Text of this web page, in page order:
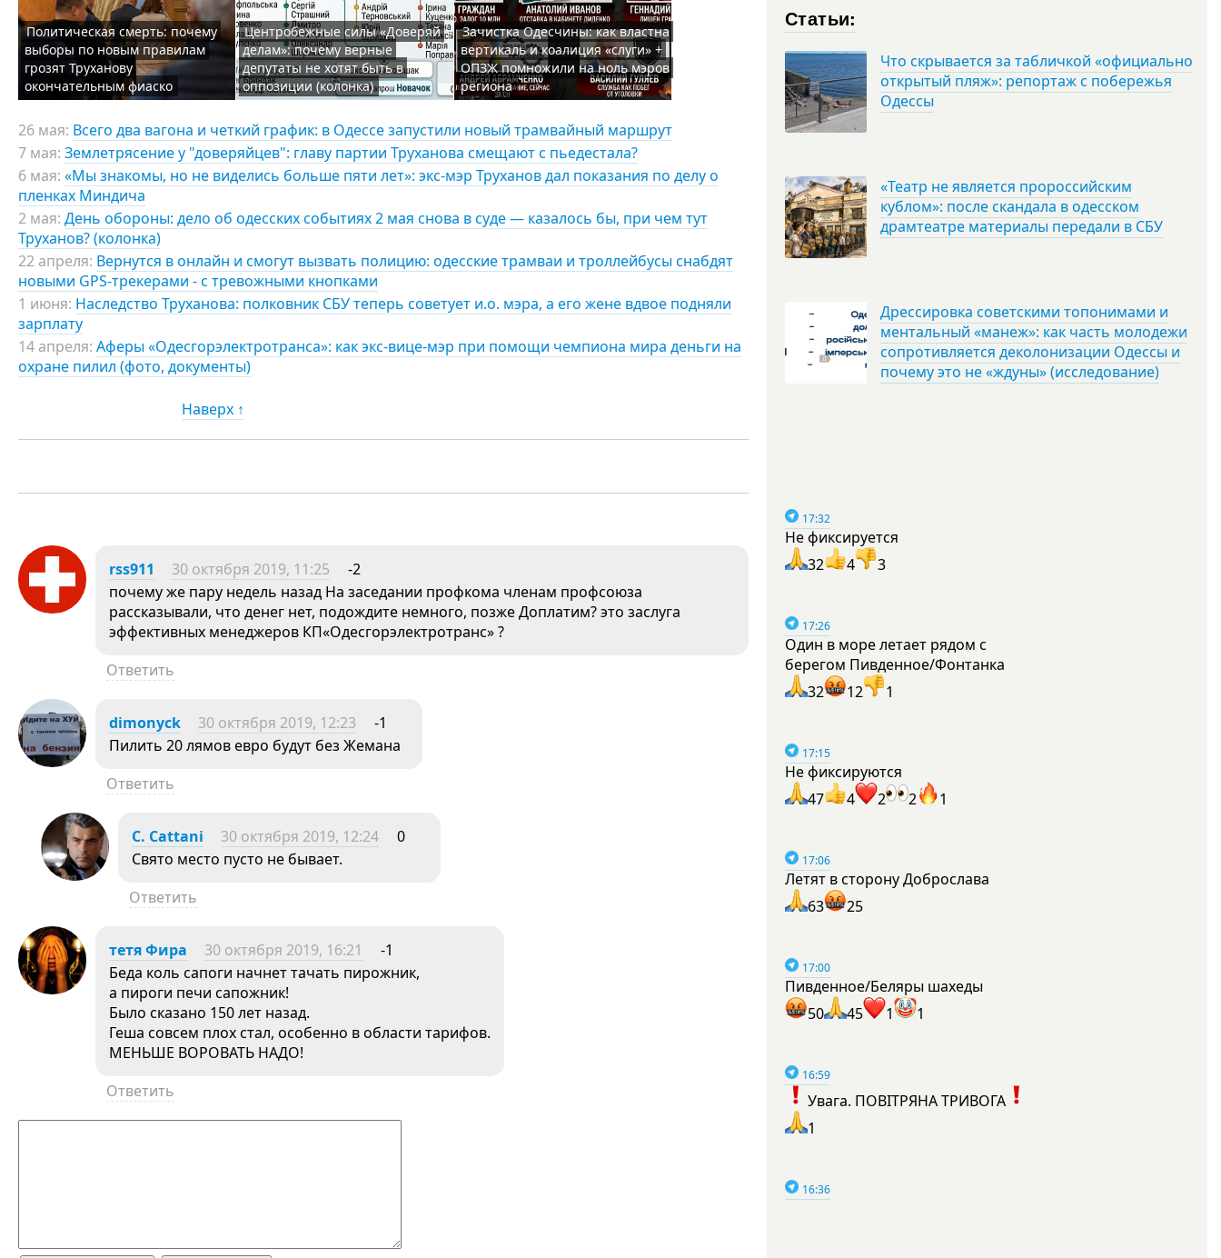
Политическая смерть: почему
выборы по новым правилам
грозят Труханову
окончательным фиаско
Центробежные силы «Доверяй
делам»: почему верные
депутаты не хотят быть в
оппозиции (колонка)
Зачистка Одесчины: как властна
вертикаль и коалиция «слуги» +
ОПЗЖ помножили на ноль мэров
региона
26 мая: Всего два вагона и четкий график: в Одессе запустили новый трамвайный маршрут
7 мая: Землетрясение у "доверяйцев": главу партии Труханова смещают с пьедестала?
6 мая: «Мы знакомы, но не виделись больше пяти лет»: экс-мэр Труханов дал показания по делу о
пленках Миндича
2 мая: День обороны: дело об одесских событиях 2 мая снова в суде — казалось бы, при чем тут
Труханов? (колонка)
22 апреля: Вернутся в онлайн и смогут вызвать полицию: одесские трамваи и троллейбусы снабдят
новыми GPS-трекерами - с тревожными кнопками
1 июня: Наследство Труханова: полковник СБУ теперь советует и.о. мэра, а его жене вдвое подняли
зарплату
14 апреля: Аферы «Одесгорэлектротранса»: как экс-вице-мэр при помощи чемпиона мира деньги на
охране пилил (фото, документы)
Наверх ↑
rss911 30 октября 2019, 11:25
-2
почему же пару недель назад На заседании профкома членам профсоюза
рассказывали, что денег нет, подождите немного, позже Доплатим? это заслуга
эффективных менеджеров КП«Одесгорэлектротранс» ?
Ответить
dimonyck 30 октября 2019, 12:23
-1
Пилить 20 лямов евро будут без Жемана
Ответить
C. Cattani 30 октября 2019, 12:24
0
Свято место пусто не бывает.
Ответить
тетя Фира 30 октября 2019, 16:21
-1
Беда коль сапоги начнет тачать пирожник,
а пироги печи сапожник!
Было сказано 150 лет назад.
Геша совсем плох стал, особенно в области тарифов.
МЕНЬШЕ ВОРОВАТЬ НАДО!
Ответить
Статьи:
Что скрывается за табличкой «официально
открытый пляж»: репортаж с побережья
Одессы
«Театр не является пророссийским
кублом»: после скандала в одесском
драмтеатре материалы передали в СБУ
Дрессировка советскими топонимами и
ментальный «манеж»: как часть молодежи
сопротивляется деколонизации Одессы и
почему это не «ждуны» (исследование)
17:32
Не фиксируется
32
4 3
17:26
Один в море летает рядом с
берегом Пивденное/Фонтанка
32
12 1
17:15
Не фиксируются
47
4 2 2 1
17:06
Летят в сторону Доброслава
63
25
17:00
Пивденное/Беляры шахеды
50
45 1 1
16:59
Увага. ПОВІТРЯНА ТРИВОГА
1
16:36